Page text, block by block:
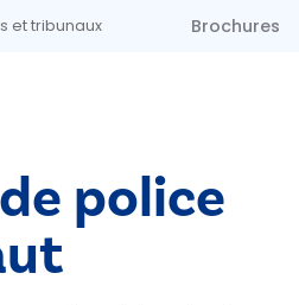
et tribunaux Brochures
police